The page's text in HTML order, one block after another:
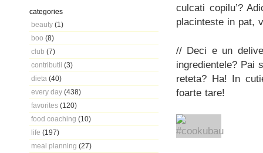
categories
beauty (1)
boo (8)
club (7)
contributii (3)
dieta (40)
every day (438)
favorites (120)
food coaching (10)
life (197)
meal planning (27)
culcati copilu’?
placinteste in pat,
// Deci e un
ingredientele? Pai
reteta? Ha! In
foarte tare!